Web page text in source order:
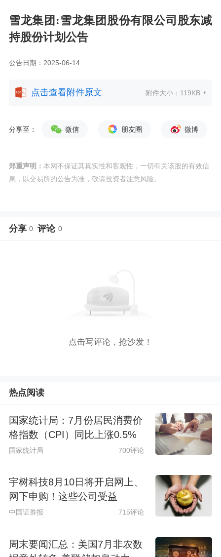
雪龙集团:雪龙集团股份有限公司股东减
持股份计划公告
公告日期：2025-06-14
点击查看附件原文 附件大小： 119KB
分享至： 微信 朋友圈 微博
郑重声明： 本网不保证其真实性和客观性，一切有关该股的有效信
息，以交易所的公告为准，敬请投资者注意风险。
分享 0 评论 0
点击写评论，抢沙发！
热点阅读
国家统计局：7月份居民消费价
格指数（CPI）同比上涨0.5%
国家统计局 700评论
宇树科技8月10日将开启网上、
网下申购！这些公司受益
中国证券报 715评论
周末要闻汇总：美国7月非农数